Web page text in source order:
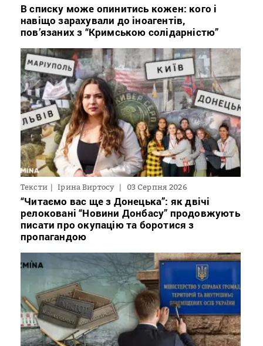
В списку може опинитись кожен: кого і
навіщо зарахували до іноагентів,
пов’язаних з “Кримською солідарністю”
Тексти Ірина Виртосу 03 Серпня 2026
“Читаємо вас ще з Донецька”: як двічі
релоковані “Новини Донбасу” продовжують
писати про окупацію та боротися з
пропагандою